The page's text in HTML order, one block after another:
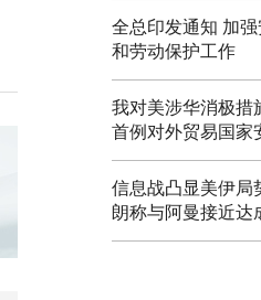
全总印发通知 加
和劳动保护工作
我对美涉华消极措
首例对外贸易国家
信息战凸显美伊局
朗称与阿曼接近达